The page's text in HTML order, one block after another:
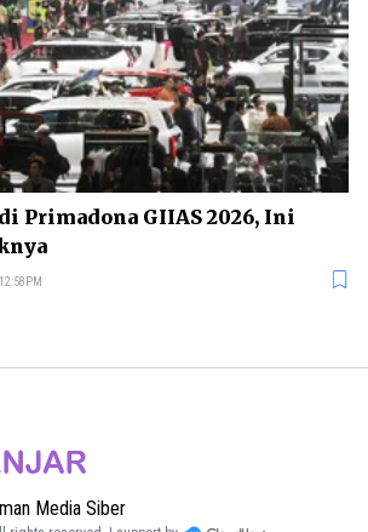
Primadona GIIAS 2026, Ini
Media Siber